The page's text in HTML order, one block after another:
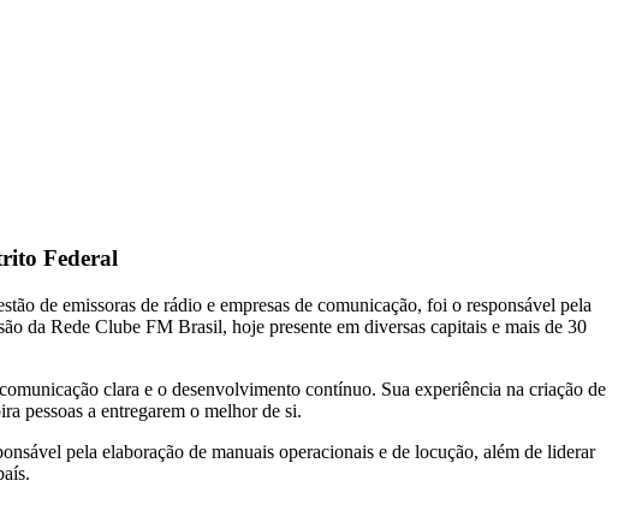
Federal
de emissoras de rádio e empresas de comunicação, foi o responsável pela
da Rede Clube FM Brasil, hoje presente em diversas capitais e mais de 30
clara e o desenvolvimento contínuo. Sua experiência na criação de
pessoas a entregarem o melhor de si.
pela elaboração de manuais operacionais e de locução, além de liderar